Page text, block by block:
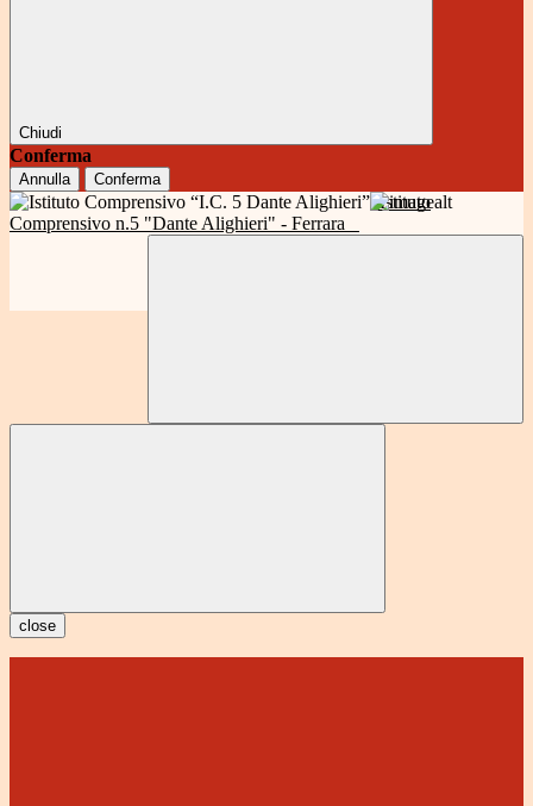
Chiudi
Conferma
Annulla Conferma
Istituto
Comprensivo n.5 "Dante Alighieri" - Ferrara
close